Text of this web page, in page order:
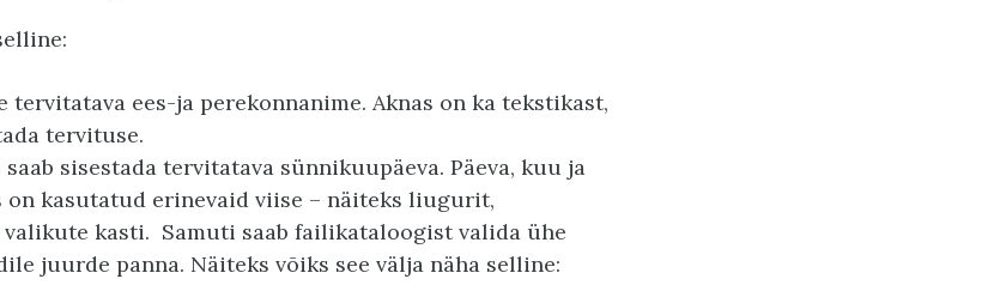
tervitatava ees-ja perekonnanime. Aknas on ka tekstikast,
tervituse.
saab sisestada tervitatava sünnikuupäeva. Päeva, kuu ja
on kasutatud erinevaid viise – näiteks liugurit,
kasti. Samuti saab failikataloogist valida ühe
juurde panna. Näiteks võiks see välja näha selline: